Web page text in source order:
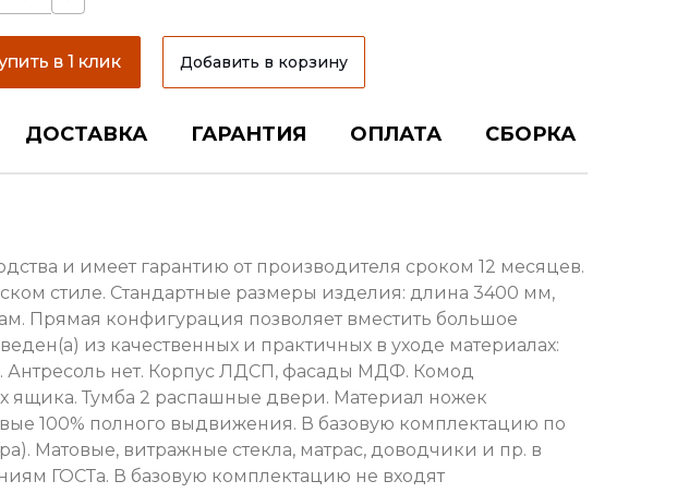
в 1 клик Добавить в корзину
ДОСТАВКА ГАРАНТИЯ ОПЛАТА СБОРКА
и имеет гарантию от производителя сроком 12 месяцев.
стиле. Стандартные размеры изделия: длина 3400 мм,
Прямая конфигурация позволяет вместить большое
из качественных и практичных в уходе материалах:
нет. Корпус ЛДСП, фасады МДФ. Комод
Тумба 2 распашные двери. Материал ножек
100% полного выдвижения. В базовую комплектацию по
Матовые, витражные стекла, матрас, доводчики и пр. в
ГОСТа. В базовую комплектацию не входят